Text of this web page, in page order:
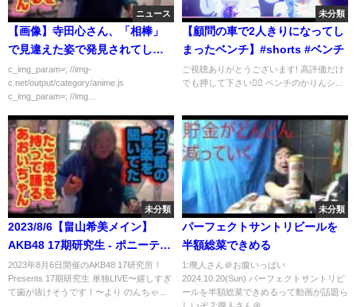
ニュース
【画像】寺田心さん、「相棒」
で見違えた姿で発見されてしま
う
c_img_param=; //img-
c.net/output/category/anime.js
c_img_param=; //img...
未分類
【顧問の車で2人きりになってし
まったベンチ】#shorts #ベンチ
ご視聴ありがとうございます! 高評価だけ
でも押して下さい🙇‍♂️ ベンチのかりんシ...
未分類
2023/8/6【畠山希美メイン】
AKB48 17期研究生 - ポニーテー
ルとシュシュ【4K/60fps/HDR】
(AKB48 17研究所！Presents17
期研究生 単独LIVE)
2023年8月6日開催のAKB48 17研究所！
Presents 17期研究生 単独LIVE〜嬉しすぎ
て歯が抜けそうです！〜より のんちゃ...
未分類
パーフェクトサントリビールを
半額総菜できめる
1:廃人さん＠お腹いっぱい
2024.10.20(Sun) パーフェクトサントリビ
ールを半額総菜できめるって動画が話題ら